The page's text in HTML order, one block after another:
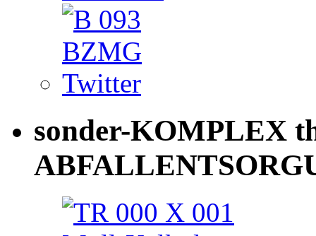
sonder-KOMPLEX